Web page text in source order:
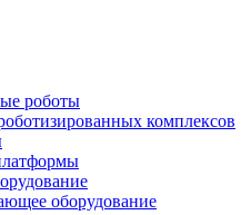
роботы
комплексов
оборудование